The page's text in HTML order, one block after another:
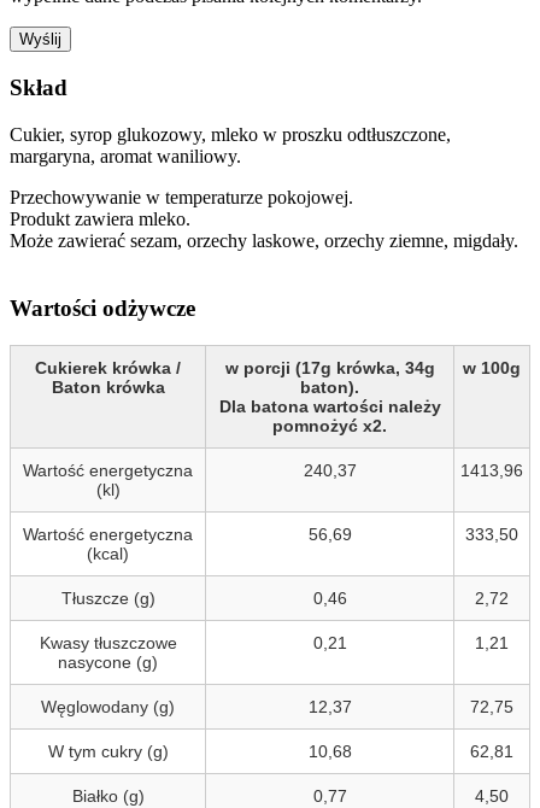
Skład
Cukier, syrop glukozowy, mleko w proszku odtłuszczone,
margaryna, aromat waniliowy.
Przechowywanie w temperaturze pokojowej.
Produkt zawiera mleko.
Może zawierać sezam, orzechy laskowe, orzechy ziemne, migdały.
Wartości odżywcze
Cukierek krówka /
Baton krówka
w porcji (17g krówka, 34g
baton).
Dla batona wartości należy
pomnożyć x2.
w 100g
Wartość energetyczna
(kl)
240,37 1413,96
Wartość energetyczna
(kcal)
56,69 333,50
Tłuszcze (g) 0,46 2,72
Kwasy tłuszczowe
nasycone (g)
0,21 1,21
Węglowodany (g) 12,37 72,75
W tym cukry (g) 10,68 62,81
Białko (g) 0,77 4,50